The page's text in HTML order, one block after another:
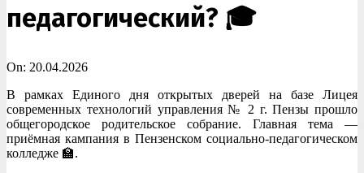
педагогический? 🎓
On: 20.04.2026
В рамках Единого дня открытых дверей на базе Лицея
современных технологий управления № 2 г. Пензы прошло
общегородское родительское собрание. Главная тема —
приёмная кампания в Пензенском социально-педагогическом
колледже 🏫.